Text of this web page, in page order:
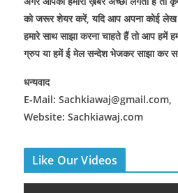
को जरूर शेयर करें, यदि आप अपना कोई लेख
हमारे साथ साझा करना चाहते हैं तो आप हमें
ग्रुप या हमें ई मेल सन्देश भेजकर साझा कर
धन्यवाद
E-Mail: Sachkiawaj@gmail.com,
Website: Sachkiawaj.com
Like Our Videos